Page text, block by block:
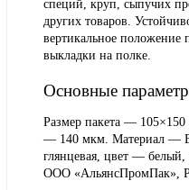
специй, круп, сыпучих
других товаров.
вертикальное положение
выкладки на полке.
Основные
Размер пакета —
— 140 мкм. Материал —
глянцевая, цвет —
ООО «АльянсПромПак»,